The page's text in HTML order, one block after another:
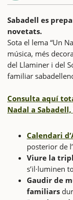
Sabadell es
novetats.
Sota el lema “Un
música, més
del Llaminer i del
familiar
Consulta aquí
Nadal a
Calendari
posterior de
Viure la
s’il·luminen
Gaudir de
familiars